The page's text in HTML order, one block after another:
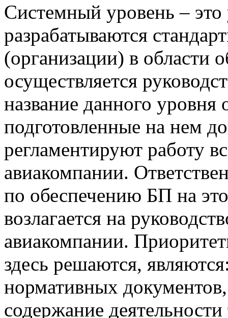
Системный уровень – это
разрабатываются
(организации) в области
осуществляется
название данного уровня
подготовленные на нем
регламентируют работу
авиакомпании.
по обеспечению БП на
возлагается на
авиакомпании.
здесь решаются,
нормативных
содержание